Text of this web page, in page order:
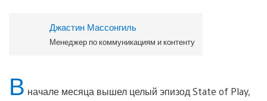
Джастин Массонгиль
Менеджер по коммуникациям и контенту
В начале месяца вышел целый эпизод State of Play,